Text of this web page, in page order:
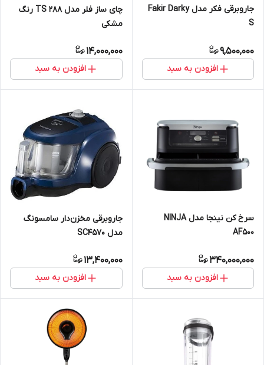
جاروبرقی فکر مدل Fakir Darky
S
9,500,000
افزودن به سبد
چای ساز فلر مدل TS 288 رنگ
مشکی
14,000,000
افزودن به سبد
سرخ کن نینجا مدل NINJA
AF500
340,000,000
افزودن به سبد
جاروبرقی مخزن‌دار سامسونگ
مدل SC4570
13,400,000
افزودن به سبد